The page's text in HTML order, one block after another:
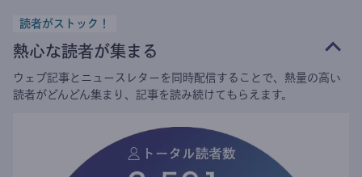
読者がストック！
熱心な読者が集まる
ウェブ記事とニュースレターを同時配信することで、熱量の高い
読者がどんどん集まり、記事を読み続けてもらえます。